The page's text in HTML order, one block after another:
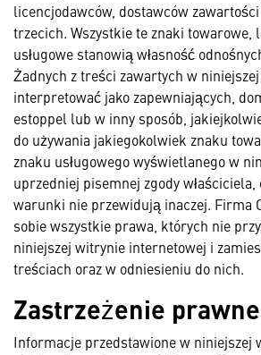
licencjodawców, dostawców
trzecich. Wszystkie te znaki towarowe,
usługowe stanowią własność
Żadnych z treści zawartych w
interpretować jako zapewniających,
estoppel lub w inny sposób,
do używania jakiegokolwiek znaku
znaku usługowego wyświetlanego w
uprzedniej pisemnej zgody
warunki nie przewidują inaczej. Firma
sobie wszystkie prawa, których nie
niniejszej witrynie internetowej i
treściach oraz w odniesieniu do nich.
Zastrzeżenie prawne
Informacje przedstawione w niniejszej